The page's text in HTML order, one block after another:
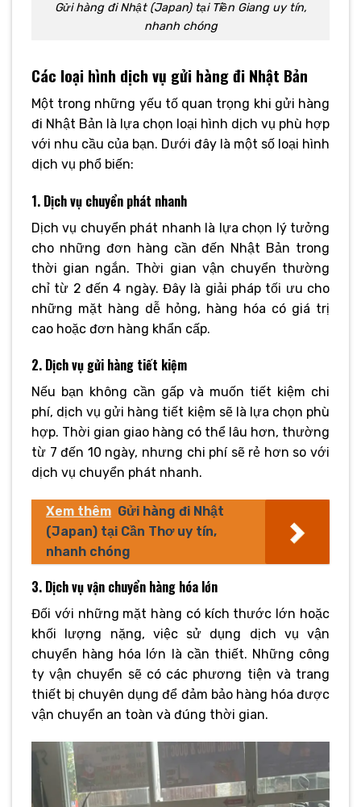
Gửi hàng đi Nhật (Japan) tại Tiền Giang uy tín,
nhanh chóng
Các loại hình dịch vụ gửi hàng đi Nhật Bản
Một trong những yếu tố quan trọng khi gửi hàng
đi Nhật Bản là lựa chọn loại hình dịch vụ phù hợp
với nhu cầu của bạn. Dưới đây là một số loại hình
dịch vụ phổ biến:
1. Dịch vụ chuyển phát nhanh
Dịch vụ chuyển phát nhanh là lựa chọn lý tưởng
cho những đơn hàng cần đến Nhật Bản trong
thời gian ngắn. Thời gian vận chuyển thường
chỉ từ 2 đến 4 ngày. Đây là giải pháp tối ưu cho
những mặt hàng dễ hỏng, hàng hóa có giá trị
cao hoặc đơn hàng khẩn cấp.
2. Dịch vụ gửi hàng tiết kiệm
Nếu bạn không cần gấp và muốn tiết kiệm chi
phí, dịch vụ gửi hàng tiết kiệm sẽ là lựa chọn phù
hợp. Thời gian giao hàng có thể lâu hơn, thường
từ 7 đến 10 ngày, nhưng chi phí sẽ rẻ hơn so với
dịch vụ chuyển phát nhanh.
Xem thêm Gửi hàng đi Nhật
(Japan) tại Cần Thơ uy tín,
nhanh chóng
3. Dịch vụ vận chuyển hàng hóa lớn
Đối với những mặt hàng có kích thước lớn hoặc
khối lượng nặng, việc sử dụng dịch vụ vận
chuyển hàng hóa lớn là cần thiết. Những công
ty vận chuyển sẽ có các phương tiện và trang
thiết bị chuyên dụng để đảm bảo hàng hóa được
vận chuyển an toàn và đúng thời gian.